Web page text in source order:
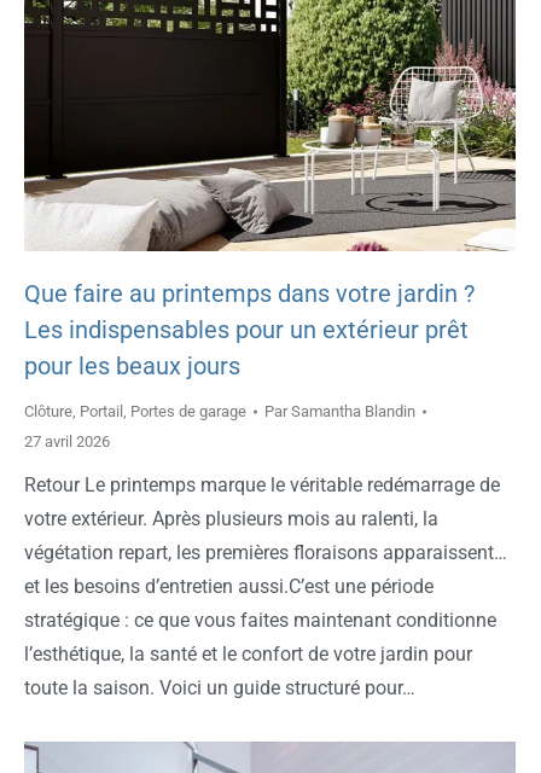
Que faire au printemps dans votre jardin ?
Les indispensables pour un extérieur prêt
pour les beaux jours
Clôture, Portail , Portes de garage ParSamantha Blandin
27 avril 2026
Retour Le printemps marque le véritable redémarrage de
votre extérieur. Après plusieurs mois au ralenti, la
végétation repart, les premières floraisons apparaissent…
et les besoins d’entretien aussi.C’est une période
stratégique : ce que vous faites maintenant conditionne
l’esthétique, la santé et le confort de votre jardin pour
toute la saison. Voici un guide structuré pour…